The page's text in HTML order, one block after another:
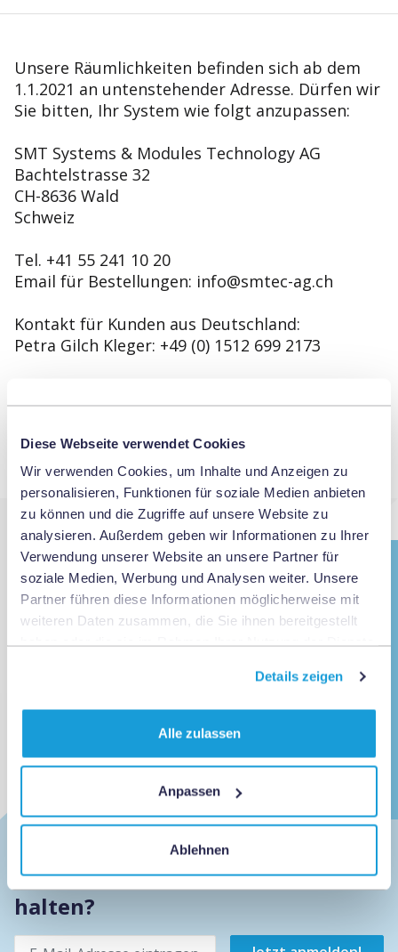
Diese Webseite verwendet Cookies
Wir verwenden Cookies, um Inhalte und Anzeigen zu
personalisieren, Funktionen für soziale Medien anbieten
zu können und die Zugriffe auf unsere Website zu
analysieren. Außerdem geben wir Informationen zu Ihrer
Verwendung unserer Website an unsere Partner für
soziale Medien, Werbung und Analysen weiter. Unsere
Partner führen diese Informationen möglicherweise mit
weiteren Daten zusammen, die Sie ihnen bereitgestellt
haben oder die sie im Rahmen Ihrer Nutzung der Dienste
Details zeigen
Alle zulassen
Anpassen
Ablehnen
Unsere Räumlichkeiten befinden sich ab dem
1.1.2021 an untenstehender Adresse. Dürfen wir
Sie bitten, Ihr System wie folgt anzupassen:
SMT Systems & Modules Technology AG
Bachtelstrasse 32
CH-8636 Wald
Schweiz
Tel. +41 55 241 10 20
Email für Bestellungen: info@smtec-ag.ch
Kontakt für Kunden aus Deutschland:
Petra Gilch Kleger: +49 (0) 1512 699 2173
Mobile A. Schulthess: +41 (0) 765304824
Überzeugen Sie sich selbst
oder kontaktieren Sie uns für
eine unverbindliche
Vorstellung unserer Lösungen!
Jetzt Kontakt aufnehmen
Dürfen wir Sie auf dem Laufenden
halten?